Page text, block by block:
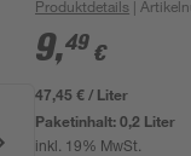
Produktdetails |
9,49 €
47,45 € / Liter
Paketinhalt:0,2 Liter
inkl. 19% MwSt.